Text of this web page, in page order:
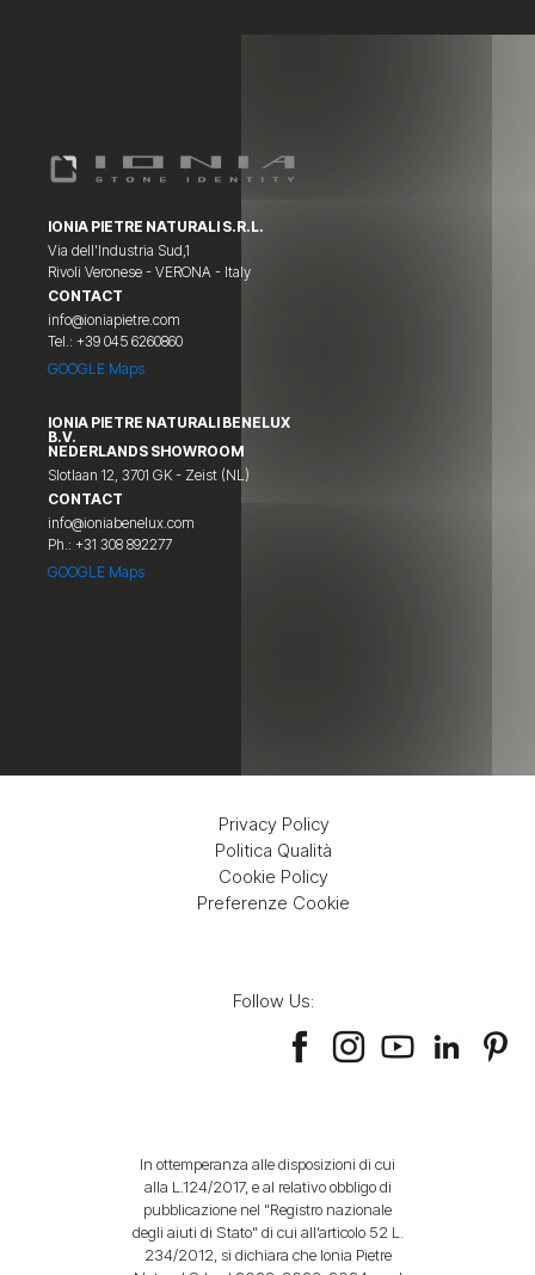
IONIA PIETRE NATURALI S.R.L.
Via dell'Industria Sud,1
Rivoli Veronese - VERONA - Italy
CONTACT
info@ioniapietre.com
Tel.: +39 045 6260860
GOOGLE Maps
IONIA PIETRE NATURALI BENELUX
B.V.
NEDERLANDS SHOWROOM
Slotlaan 12, 3701 GK - Zeist (NL)
CONTACT
info@ioniabenelux.com
Ph.: +31 308 892277
GOOGLE Maps
Privacy Policy
Politica Qualità
Cookie Policy
Preferenze Cookie
Follow Us:
In ottemperanza alle disposizioni di cui
alla L.124/2017, e al relativo obbligo di
pubblicazione nel "Registro nazionale
degli aiuti di Stato" di cui all’articolo 52 L.
234/2012, si dichiara che Ionia Pietre